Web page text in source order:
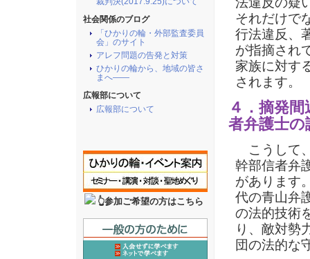
それだけで
行法違反、
が指摘され
家族に対す
されます。
４．摘発
者弁護士
こうして
幹部信者弁
があります
代の青山弁
の法的技術
り、敵対勢
団の法的な
社会関係のブログ
「ひかりの輪・外部監査委員
会」のサイト
アレフ問題の告発と対策
ひかりの輪から、地域の皆さ
まへ――
広報部について
広報部について
👆参加ご希望の方はこちら